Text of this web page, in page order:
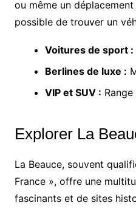
ou même un
possible de trouver un
Voitures de sport :
Berlines de luxe :
VIP et SUV :
Explorer La
La Beauce, souvent
France », offre une
fascinants et de sites